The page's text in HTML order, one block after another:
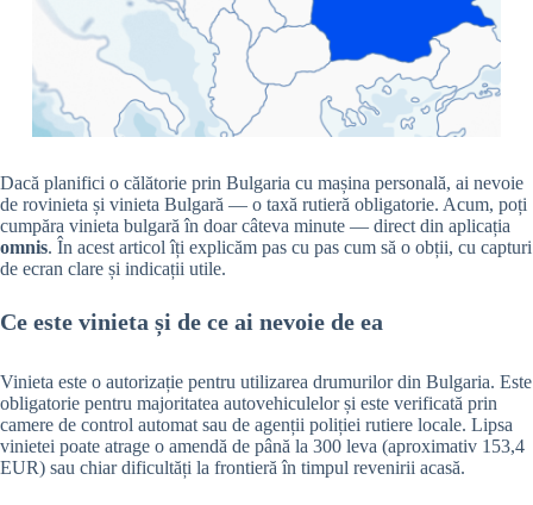
Dacă planifici o călătorie prin Bulgaria cu mașina personală, ai nevoie
de rovinieta și vinieta Bulgară — o taxă rutieră obligatorie. Acum, poți
cumpăra vinieta bulgară în doar câteva minute — direct din aplicația
omnis. În acest articol îți explicăm pas cu pas cum să o obții, cu capturi
de ecran clare și indicații utile.
Ce este vinieta și de ce ai nevoie de ea
Vinieta este o autorizație pentru utilizarea drumurilor din Bulgaria. Este
obligatorie pentru majoritatea autovehiculelor și este verificată prin
camere de control automat sau de agenții poliției rutiere locale. Lipsa
vinietei poate atrage o amendă de până la 300 leva (aproximativ 153,4
EUR) sau chiar dificultăți la frontieră în timpul revenirii acasă.